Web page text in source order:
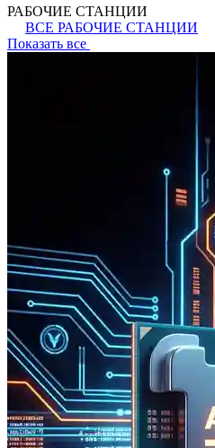
РАБОЧИЕ СТАНЦИИ
ВСЕ РАБОЧИЕ СТАНЦИИ
Показать все